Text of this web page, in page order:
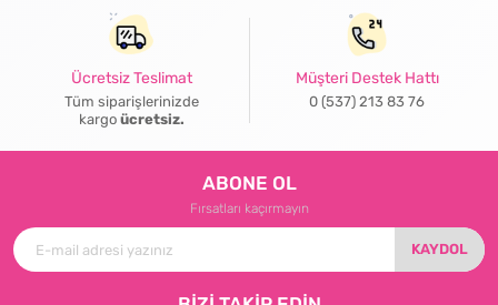
Ücretsiz Teslimat
Tüm siparişlerinizde
kargo ücretsiz.
Müşteri Destek Hattı
0 (537) 213 83 76
ABONE OL
Fırsatları kaçırmayın
KAYDOL